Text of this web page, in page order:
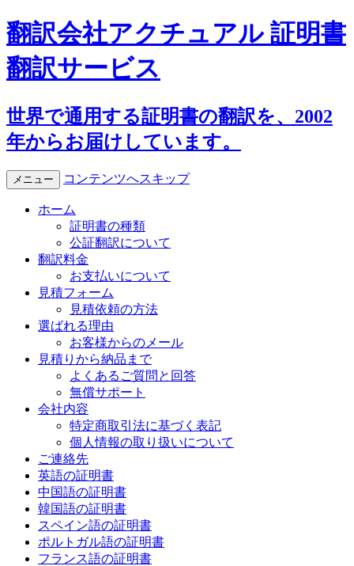
翻訳会社アクチュアル 証明書
翻訳サービス
世界で通用する証明書の翻訳を、2002
年からお届けしています。
メニュー コンテンツへスキップ
ホーム
証明書の種類
公証翻訳について
翻訳料金
お支払いについて
見積フォーム
見積依頼の方法
選ばれる理由
お客様からのメール
見積りから納品まで
よくあるご質問と回答
無償サポート
会社内容
特定商取引法に基づく表記
個人情報の取り扱いについて
ご連絡先
英語の証明書
中国語の証明書
韓国語の証明書
スペイン語の証明書
ポルトガル語の証明書
フランス語の証明書